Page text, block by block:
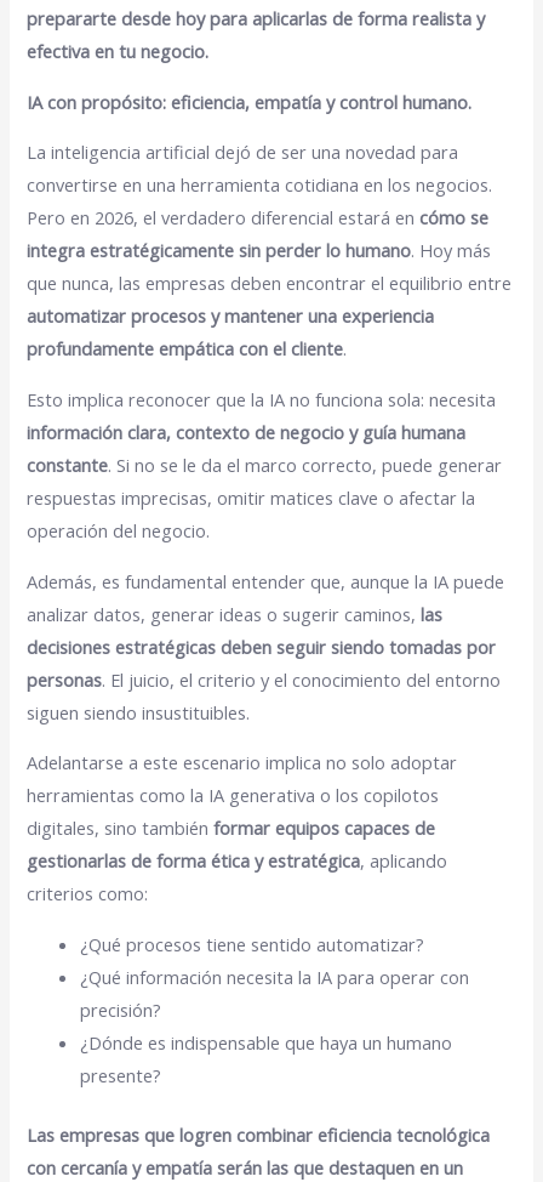
prepararte desde hoy para aplicarlas de forma realista y
efectiva en tu negocio.
IA con propósito: eficiencia, empatía y control humano.
La inteligencia artificial dejó de ser una novedad para
convertirse en una herramienta cotidiana en los negocios.
Pero en 2026, el verdadero diferencial estará encómo se
integra estratégicamente sin perder lo humano. Hoy más
que nunca, las empresas deben encontrar el equilibrio entre
automatizar procesos y mantener una experiencia
profundamente empática con el cliente.
Esto implica reconocer que la IA no funciona sola: necesita
información clara, contexto de negocio y guía humana
constante. Si no se le da el marco correcto, puede generar
respuestas imprecisas, omitir matices clave o afectar la
operación del negocio.
Además, es fundamental entender que, aunque la IA puede
analizar datos, generar ideas o sugerir caminos,las
decisiones estratégicas deben seguir siendo tomadas por
personas. El juicio, el criterio y el conocimiento del entorno
siguen siendo insustituibles.
Adelantarse a este escenario implica no solo adoptar
herramientas como la IA generativa o los copilotos
digitales, sino tambiénformar equipos capaces de
gestionarlas de forma ética y estratégica, aplicando
criterios como:
¿Qué procesos tiene sentido automatizar?
¿Qué información necesita la IA para operar con
precisión?
¿Dónde es indispensable que haya un humano
presente?
Las empresas que logren combinar eficiencia tecnológica
con cercanía y empatía serán las que destaquen en un